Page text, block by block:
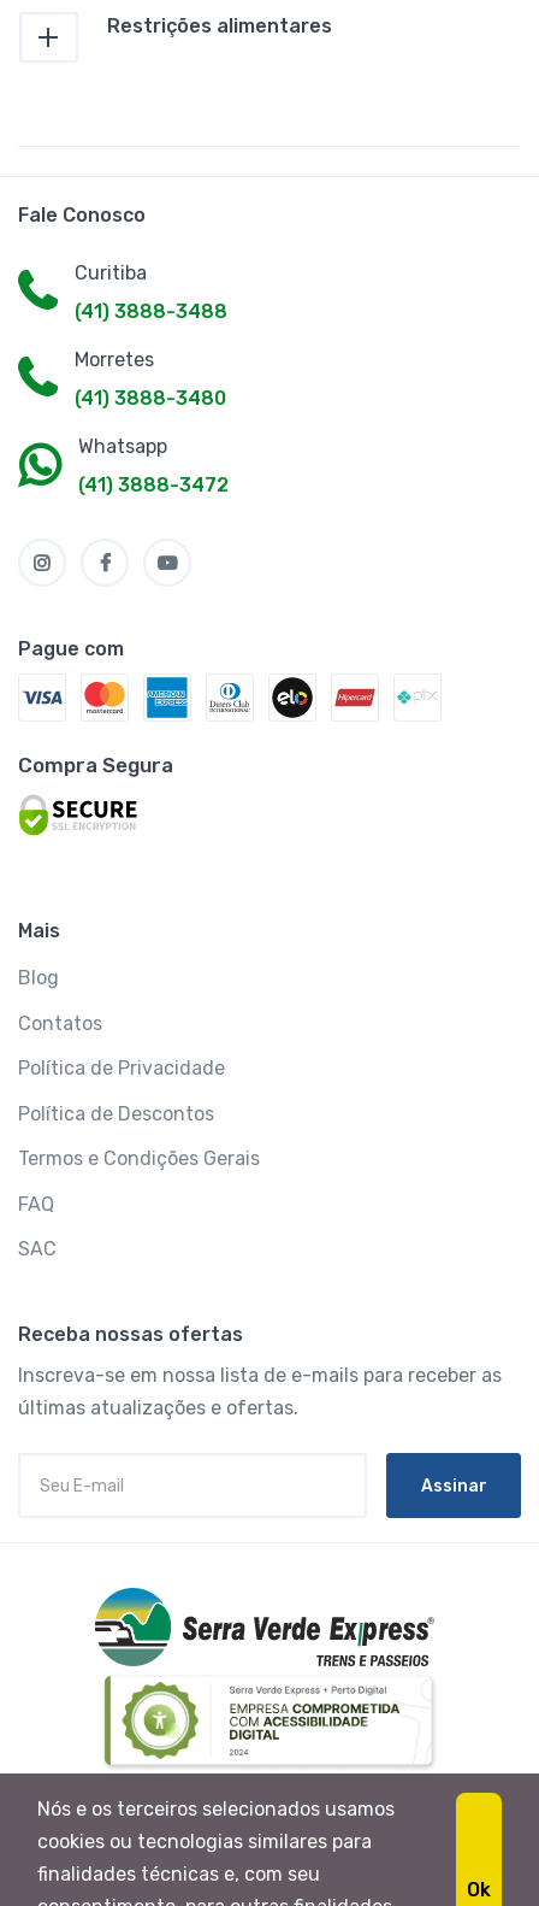
Restrições alimentares
Fale Conosco
Curitiba
(41) 3888-3488
Morretes
(41) 3888-3480
Whatsapp
(41) 3888-3472
Pague com
Compra Segura
Mais
Blog
Contatos
Política de Privacidade
Política de Descontos
Termos e Condições Gerais
FAQ
SAC
Receba nossas ofertas
Inscreva-se em nossa lista de e-mails para receber as
últimas atualizações e ofertas.
Assinar
SERRA VERDE EXPRESS LTDA | CNPJ: 04.005.507/0001-
Nós e os terceiros selecionados usamos
cookies ou tecnologias similares para
finalidades técnicas e, com seu
Ok